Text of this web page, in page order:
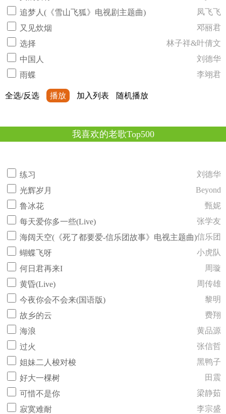
追梦人(《雪山飞狐》电视剧主题曲)
凤飞飞
又见炊烟
邓丽君
选择
林子祥&叶倩文
中国人
刘德华
雨蝶
李翊君
全选/反选 播放 加入列表 随机播放
我喜欢的老歌Top500
练习
刘德华
光辉岁月
Beyond
鲁冰花
甄妮
每天爱你多一些(Live)
张学友
海阔天空(《死了都要爱-信乐团故事》电视主题曲)信乐团
蝴蝶飞呀
小虎队
何日君再来I
周璇
黄昏(Live)
周传雄
今夜你会不会来(国语版)
黎明
故乡的云
费翔
海浪
黄品源
过火
张信哲
姐妹二人梭对梭
黑鸭子
好大一棵树
田震
可惜不是你
梁静茹
寂寞难耐
李宗盛